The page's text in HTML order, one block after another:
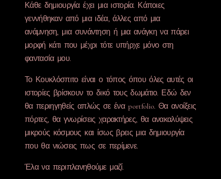
Κάθε δημιουργία έχει μια ιστορία. Κάποιες
γεννήθηκαν από μια ιδέα, άλλες από μια
ανάμνηση, μια συνάντηση ή μια ανάγκη να πάρει
μορφή κάτι που μέχρι τότε υπήρχε μόνο στη
φαντασία μου.
Το Κουκλόσπιτο είναι ο τόπος όπου όλες αυτές οι
ιστορίες βρίσκουν το δικό τους δωμάτιο. Εδώ δεν
θα περιηγηθείς απλώς σε ένα portfolio. Θα ανοίξεις
πόρτες, θα γνωρίσεις χαρακτήρες, θα ανακαλύψεις
μικρούς κόσμους και ίσως βρεις μια δημιουργία
που θα νιώσεις πως σε περίμενε.
Έλα να περιπλανηθούμε μαζί.